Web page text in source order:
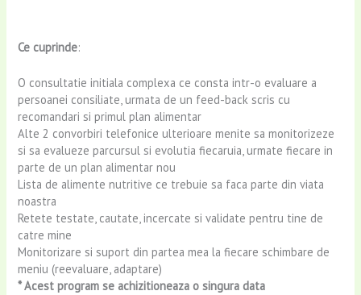
Ce cuprinde:
O consultatie initiala complexa ce consta intr-o evaluare a
persoanei consiliate, urmata de un feed-back scris cu
recomandari si primul plan alimentar
Alte 2 convorbiri telefonice ulterioare menite sa monitorizeze
si sa evalueze parcursul si evolutia fiecaruia, urmate fiecare in
parte de un plan alimentar nou
Lista de alimente nutritive ce trebuie sa faca parte din viata
noastra
Retete testate, cautate, incercate si validate pentru tine de
catre mine
Monitorizare si suport din partea mea la fiecare schimbare de
meniu (reevaluare, adaptare)
* Acest program se achizitioneaza o singura data